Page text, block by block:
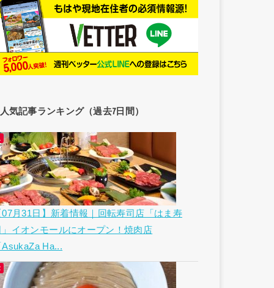
人気記事ランキング（過去7日間）
07月31日】新着情報｜回転寿司店「はま寿
」イオンモールにオープン！焼肉店
AsukaZa Ha...